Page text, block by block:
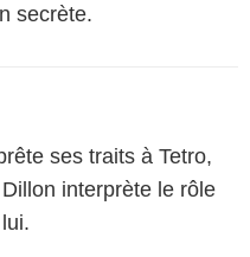
secrète.
ses traits à Tetro,
interprète le rôle